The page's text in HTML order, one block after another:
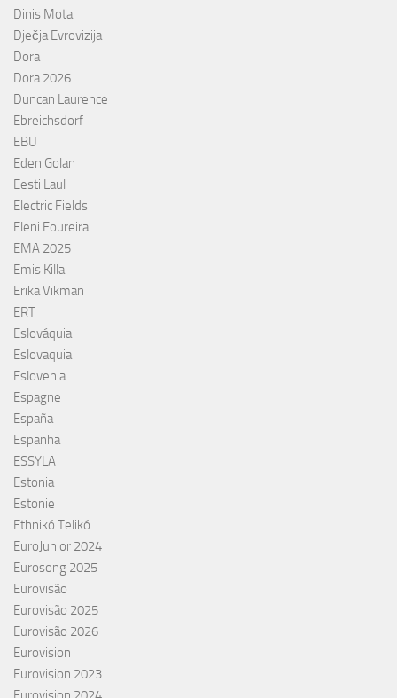
Dinis Mota
Dječja Evrovizija
Dora
Dora 2026
Duncan Laurence
Ebreichsdorf
EBU
Eden Golan
Eesti Laul
Electric Fields
Eleni Foureira
EMA 2025
Emis Killa
Erika Vikman
ERT
Eslováquia
Eslovaquia
Eslovenia
Espagne
España
Espanha
ESSYLA
Estonia
Estonie
Ethnikó Telikó
EuroJunior 2024
Eurosong 2025
Eurovisão
Eurovisão 2025
Eurovisão 2026
Eurovision
Eurovision 2023